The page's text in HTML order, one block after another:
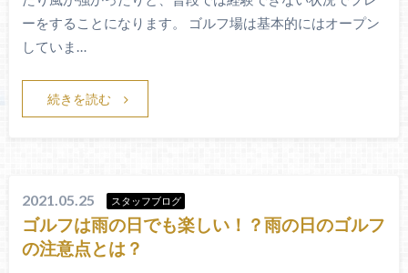
ーをすることになります。 ゴルフ場は基本的にはオープン
していま…
続きを読む
2021.05.25 スタッフブログ
ゴルフは雨の日でも楽しい！？雨の日のゴルフ
の注意点とは？